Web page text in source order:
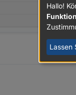
Hallo!
Lassen